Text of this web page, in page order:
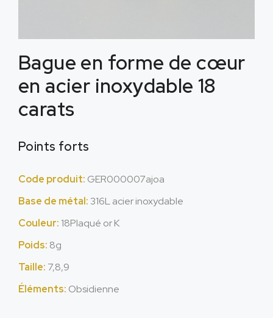
Bague en forme de cœur
en acier inoxydable 18
carats
Points forts
Code produit: GER000007ajoa
Base de métal: 316L acier inoxydable
Couleur: 18Plaqué or K
Poids: 8g
Taille: 7,8,9
Éléments: Obsidienne